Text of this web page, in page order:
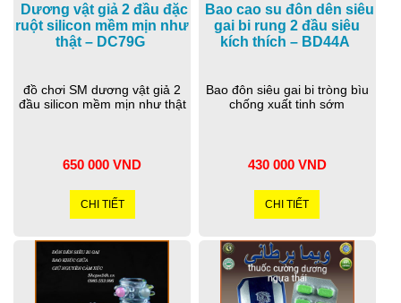
Dương vật giả 2 đầu đặc
ruột silicon mềm mịn như
thật – DC79G
đồ chơi SM dương vật giả 2
đầu silicon mềm mịn như thật
650 000 VND
CHI TIẾT
Bao cao su đôn dên siêu
gai bi rung 2 đầu siêu
kích thích – BD44A
Bao đôn siêu gai bi tròng bìu
chống xuất tinh sớm
430 000 VND
CHI TIẾT